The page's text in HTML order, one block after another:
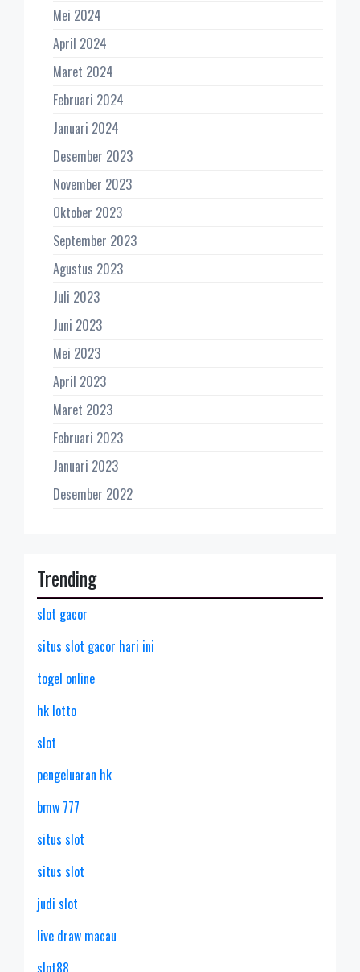
Mei 2024
April 2024
Maret 2024
Februari 2024
Januari 2024
Desember 2023
November 2023
Oktober 2023
September 2023
Agustus 2023
Juli 2023
Juni 2023
Mei 2023
April 2023
Maret 2023
Februari 2023
Januari 2023
Desember 2022
Trending
slot gacor
situs slot gacor hari ini
togel online
hk lotto
slot
pengeluaran hk
bmw 777
situs slot
situs slot
judi slot
live draw macau
slot88